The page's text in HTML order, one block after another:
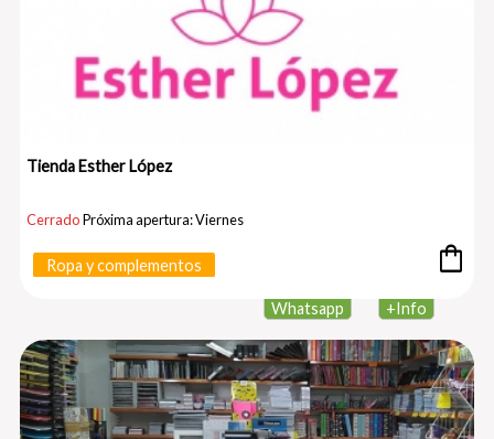
Tienda Esther López
CerradoPróxima apertura: Viernes
Ropa y complementos shopping_bag
+Info
Whatsapp